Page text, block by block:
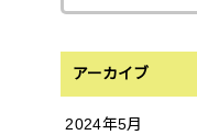
アーカイブ
2024年5月